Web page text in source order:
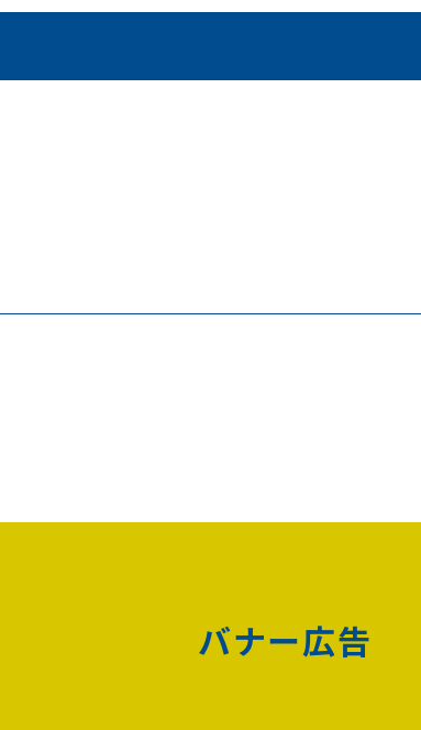
バナー広告